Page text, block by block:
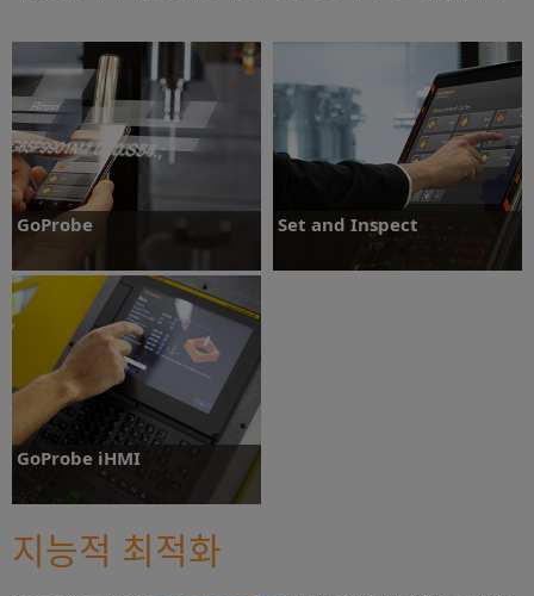
GoProbe
GoProbe는 사용자 중심 프로빙 소프트웨어와 사
용하기 쉬운 교육 자료를 결합하여 측정 작업이 간
단해지도록 지원합니다.
자세히 보기
Set and Inspect
GoProbe iHMI
프로빙 작업이 간편해집니다.
지능적 최적화